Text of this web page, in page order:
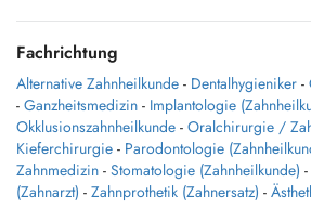
Fachrichtung
Alternative Zahnheilkunde - Dentalhygieniker -
- Ganzheitsmedizin - Implantologie
Okklusionszahnheilkunde - Oralchirurgie /
Kieferchirurgie - Parodontologie
Zahnmedizin - Stomatologie (Zahnheilkunde) -
(Zahnarzt) - Zahnprothetik (Zahnersatz) -